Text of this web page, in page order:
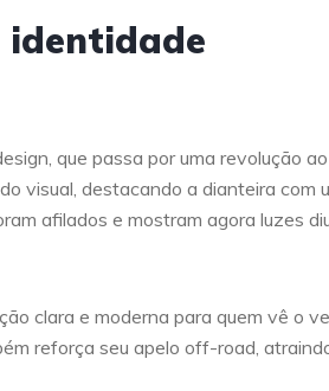
identidade
que passa por uma revolução ao
visual, destacando a dianteira com
afilados e mostram agora luzes
clara e moderna para quem vê o
reforça seu apelo off-road,